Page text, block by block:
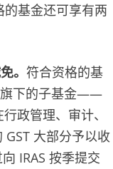
基金还可享有两
。 符合资格的基
旗下的子基金——
政管理、审计、
大部分予以收
IRAS 按季提交